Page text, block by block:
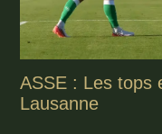
ASSE : Les tops
Lausanne